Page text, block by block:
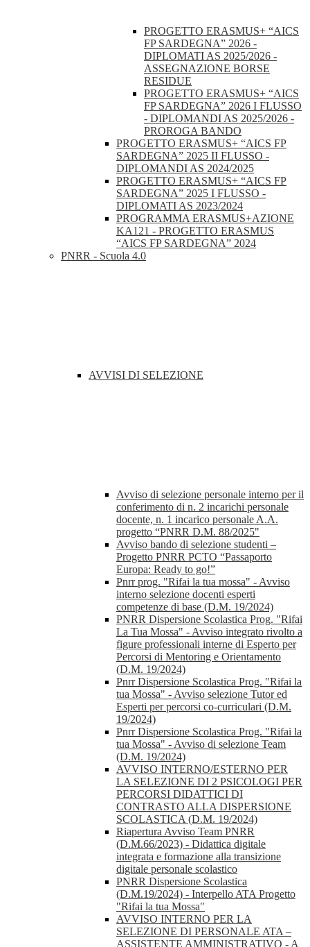
PROGETTO ERASMUS+ “AICS
FP SARDEGNA” 2026 -
DIPLOMATI AS 2025/2026 -
ASSEGNAZIONE BORSE
RESIDUE
PROGETTO ERASMUS+ “AICS
FP SARDEGNA” 2026 I FLUSSO
- DIPLOMANDI AS 2025/2026 -
PROROGA BANDO
PROGETTO ERASMUS+ “AICS FP
SARDEGNA” 2025 II FLUSSO -
DIPLOMANDI AS 2024/2025
PROGETTO ERASMUS+ “AICS FP
SARDEGNA” 2025 I FLUSSO -
DIPLOMATI AS 2023/2024
PROGRAMMA ERASMUS+AZIONE
KA121 - PROGETTO ERASMUS
“AICS FP SARDEGNA” 2024
PNRR - Scuola 4.0
AVVISI DI SELEZIONE
Avviso di selezione personale interno per il
conferimento di n. 2 incarichi personale
docente, n. 1 incarico personale A.A.
progetto “PNRR D.M. 88/2025"
Avviso bando di selezione studenti –
Progetto PNRR PCTO “Passaporto
Europa: Ready to go!”
Pnrr prog. "Rifai la tua mossa" - Avviso
interno selezione docenti esperti
competenze di base (D.M. 19/2024)
PNRR Dispersione Scolastica Prog. "Rifai
La Tua Mossa" - Avviso integrato rivolto a
figure professionali interne di Esperto per
Percorsi di Mentoring e Orientamento
(D.M. 19/2024)
Pnrr Dispersione Scolastica Prog. "Rifai la
tua Mossa" - Avviso selezione Tutor ed
Esperti per percorsi co-curriculari (D.M.
19/2024)
Pnrr Dispersione Scolastica Prog. "Rifai la
tua Mossa" - Avviso di selezione Team
(D.M. 19/2024)
AVVISO INTERNO/ESTERNO PER
LA SELEZIONE DI 2 PSICOLOGI PER
PERCORSI DIDATTICI DI
CONTRASTO ALLA DISPERSIONE
SCOLASTICA (D.M. 19/2024)
Riapertura Avviso Team PNRR
(D.M.66/2023) - Didattica digitale
integrata e formazione alla transizione
digitale personale scolastico
PNRR Dispersione Scolastica
(D.M.19/2024) - Interpello ATA Progetto
"Rifai la tua Mossa"
AVVISO INTERNO PER LA
SELEZIONE DI PERSONALE ATA –
ASSISTENTE AMMINISTRATIVO - A